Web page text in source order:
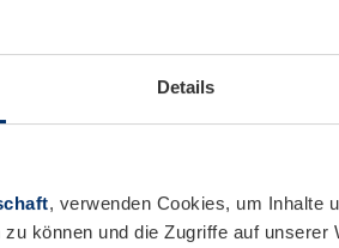
Details
, verwenden Cookies, um Inhalte
können und die Zugriffe auf